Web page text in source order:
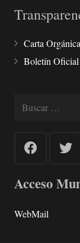
Carta Orgánica
Boletín Oficial
Buscar:
Acceso
WebMail